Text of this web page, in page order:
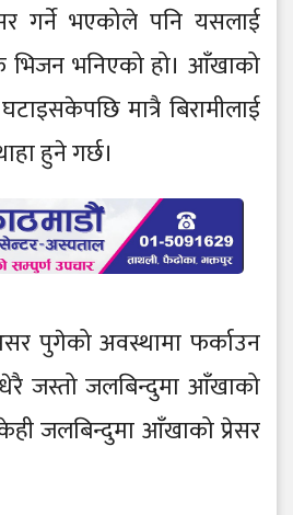
गर्ने भएकोले पनि यसलाई
भनिएको हो। आँखाको
मात्रै बिरामीलाई
हुने गर्छ।
पुगेको अवस्थामा फर्काउन
जस्तो जलबिन्दुमा आँखाको
जलबिन्दुमा आँखाको प्रेसर